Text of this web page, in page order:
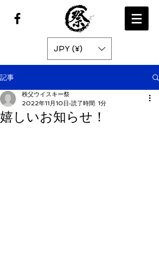
JPY (¥)
記事
嬉しいお知らせ！
秩父ウイスキー祭
2022年11月10日 読了時間: 1分